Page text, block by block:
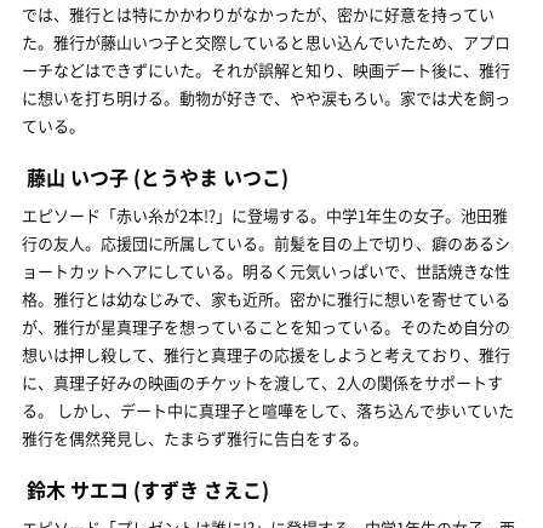
では、雅行とは特にかかわりがなかったが、密かに好意を持ってい
た。雅行が藤山いつ子と交際していると思い込んでいたため、アプロ
ーチなどはできずにいた。それが誤解と知り、映画デート後に、雅行
に想いを打ち明ける。動物が好きで、やや涙もろい。家では犬を飼っ
ている。
藤山 いつ子 (とうやま いつこ)
エピソード「赤い糸が2本!?」に登場する。中学1年生の女子。池田雅
行の友人。応援団に所属している。前髪を目の上で切り、癖のあるシ
ョートカットヘアにしている。明るく元気いっぱいで、世話焼きな性
格。雅行とは幼なじみで、家も近所。密かに雅行に想いを寄せている
が、雅行が星真理子を想っていることを知っている。そのため自分の
想いは押し殺して、雅行と真理子の応援をしようと考えており、雅行
に、真理子好みの映画のチケットを渡して、2人の関係をサポートす
る。 しかし、デート中に真理子と喧嘩をして、落ち込んで歩いていた
雅行を偶然発見し、たまらず雅行に告白をする。
鈴木 サエコ (すずき さえこ)